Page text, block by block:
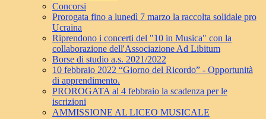
Concorsi
Prorogata fino a lunedì 7 marzo la raccolta solidale pro
Ucraina
Riprendono i concerti del "10 in Musica" con la
collaborazione dell'Associazione Ad Libitum
Borse di studio a.s. 2021/2022
10 febbraio 2022 “Giorno del Ricordo” - Opportunità
di apprendimento.
PROROGATA al 4 febbraio la scadenza per le
iscrizioni
AMMISSIONE AL LICEO MUSICALE